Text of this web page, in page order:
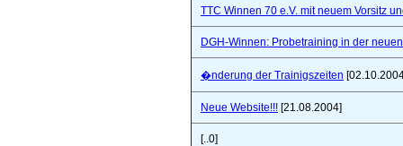
TTC Winnen 70 e.V. mit neuem Vorsitz
DGH-Winnen: Probetraining in der
�nderung der Trainigszeiten
Neue Website!!! [21.08.2004]
[..0]